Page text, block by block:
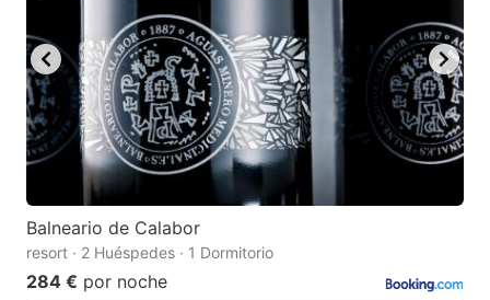
Balneario de Calabor
resort · 2 Huéspedes · 1 Dormitorio
284 € por noche